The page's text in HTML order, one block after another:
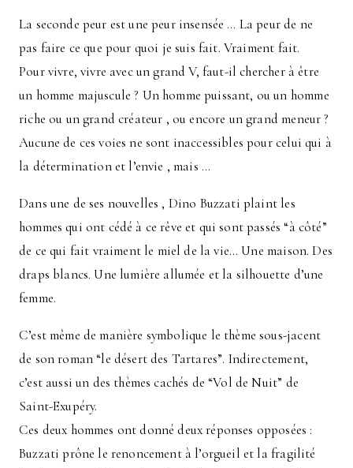
La seconde peur est une peur insensée … La peur de ne
pas faire ce que pour quoi je suis fait. Vraiment fait.
Pour vivre, vivre avec un grand V, faut-il chercher à être
un homme majuscule ? Un homme puissant, ou un homme
riche ou un grand créateur , ou encore un grand meneur ?
Aucune de ces voies ne sont inaccessibles pour celui qui à
la détermination et l’envie , mais …
Dans une de ses nouvelles , Dino Buzzati plaint les
hommes qui ont cédé à ce rêve et qui sont passés “à côté”
de ce qui fait vraiment le miel de la vie… Une maison. Des
draps blancs. Une lumière allumée et la silhouette d’une
femme.
C’est même de manière symbolique le thème sous-jacent
de son roman “le désert des Tartares”. Indirectement,
c’est aussi un des thèmes cachés de “Vol de Nuit” de
Saint-Exupéry.
Ces deux hommes ont donné deux réponses opposées :
Buzzati prône le renoncement à l’orgueil et la fragilité